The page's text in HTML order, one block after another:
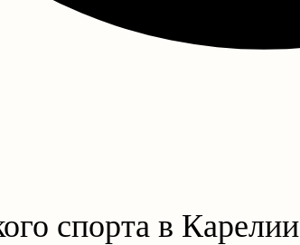
спорта в Карелии